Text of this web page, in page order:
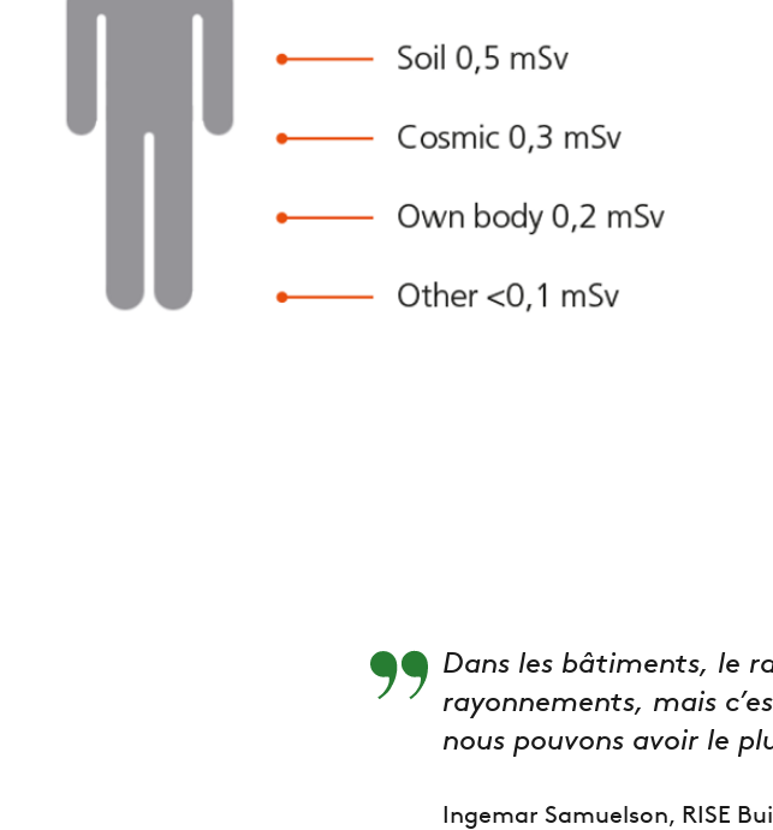
Dans les bâtiments, le
rayonnements, mais
nous pouvons avoir le
Ingemar Samuelson, RISE